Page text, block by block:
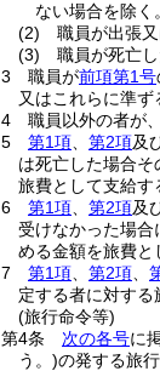
ない場合を除く
(2)
職員が出張
(3)
職員が死亡
3
職員が前項第1号
又はこれらに準ず
4
職員以外の者が
5
第1項 第2項及
は死亡した場合
旅費として支給す
6
第1項 第2項及
受けなかった場合
める金額を旅費と
7
第1項 第2項
定する者に対する
(旅行命令等)
第4条
次の各号に
う。)の発する旅